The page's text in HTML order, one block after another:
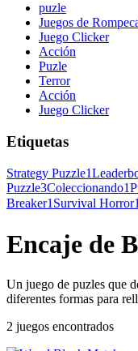
puzle
Juegos de
Juego Clicker
Acción
Puzle
Terror
Acción
Juego Clicker
Etiquetas
Strategy Puzzle1
Puzzle3Coleccionando1
Breaker1 Survival Horror1
Encaje de
Un juego de puzles que
diferentes formas para
2 juegos encontrados